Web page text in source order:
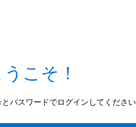
こそ！
パスワードでログインしてくださ